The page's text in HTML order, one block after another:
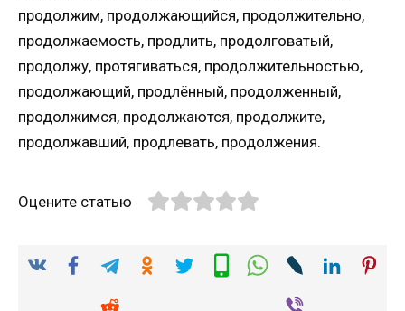
продолжим, продолжающийся, продолжительно,
продолжаемость, продлить, продолговатый,
продолжу, протягиваться, продолжительностью,
продолжающий, продлённый, продолженный,
продолжимся, продолжаются, продолжите,
продолжавший, продлевать, продолжения.
Оцените статью